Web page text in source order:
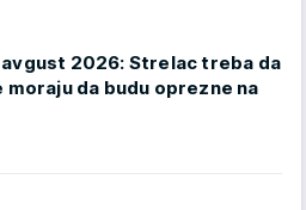
avgust 2026: Strelac treba da
moraju da budu oprezne na